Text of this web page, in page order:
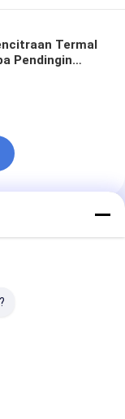
Termal
Pendingin